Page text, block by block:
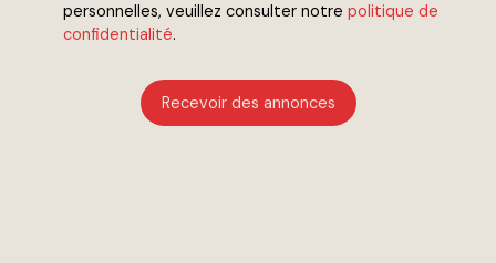
personnelles, veuillez consulter notre politique de
confidentialité.
Recevoir des annonces